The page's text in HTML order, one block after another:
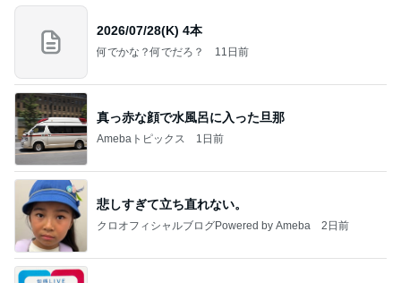
2026/07/28(K) 4本
何でかな？何でだろ？ 11日前
真っ赤な顔で水風呂に入った旦那
Amebaトピックス 1日前
悲しすぎて立ち直れない。
クロオフィシャルブログPowered by Ameba 2日前